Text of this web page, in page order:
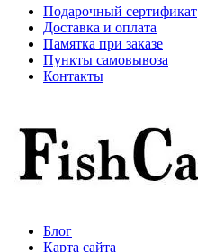
Подарочный сертификат
Доставка и оплата
Памятка при заказе
Пункты самовывоза
Контакты
Блог
Карта сайта